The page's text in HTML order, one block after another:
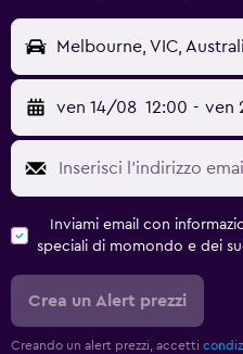
Melbourne, VIC,
ven 14/08 12:00 - ven
Inviami email con
speciali di momondo e dei
Crea un Alert prezzi
Creando un alert prezzi, accetti